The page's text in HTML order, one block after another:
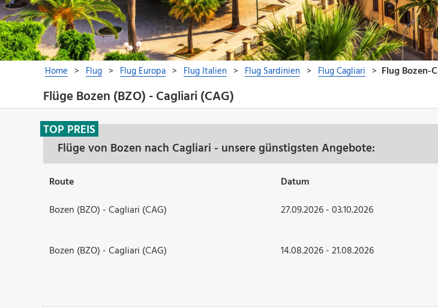
Flüge Bozen (BZO) - Cagliari (CAG)
Flüge von Bozen nach Cagliari - unsere günstigsten Angebote:
TOP PREIS
Route Datum
Bozen (BZO) - Cagliari (CAG)
27.09.2026 - 03.10.2026
Bozen (BZO) - Cagliari (CAG) 14.08.2026 - 21.08.2026